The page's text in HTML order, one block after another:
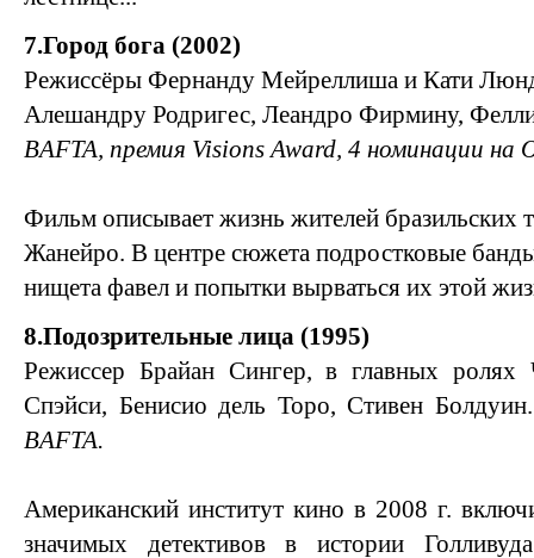
7.Город бога (2002)
Режиссёры Фернанду Мейреллиша и Кати
Алешандру Родригес, Леандро Фирмину,
BAFTA, премия Visions Award, 4 номинации на
Фильм описывает жизнь жителей бразильских
Жанейро. В центре сюжета подростковые
нищета фавел и попытки вырваться их этой
8.Подозрительные лица (1995)
Режиссер Брайан Сингер, в главных ролях
Спэйси, Бенисио дель Торо, Стивен
BAFTA.
Американский институт кино в 2008 г.
значимых детективов в истории